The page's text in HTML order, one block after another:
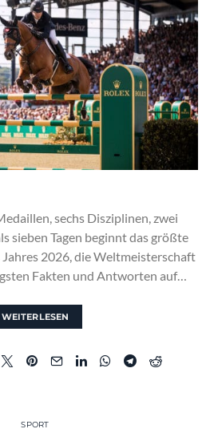
sechs Disziplinen, zwei
sieben Tagen beginnt das größte
2026, die Weltmeisterschaft
Fakten und Antworten auf…
WEITERLESEN
SPORT